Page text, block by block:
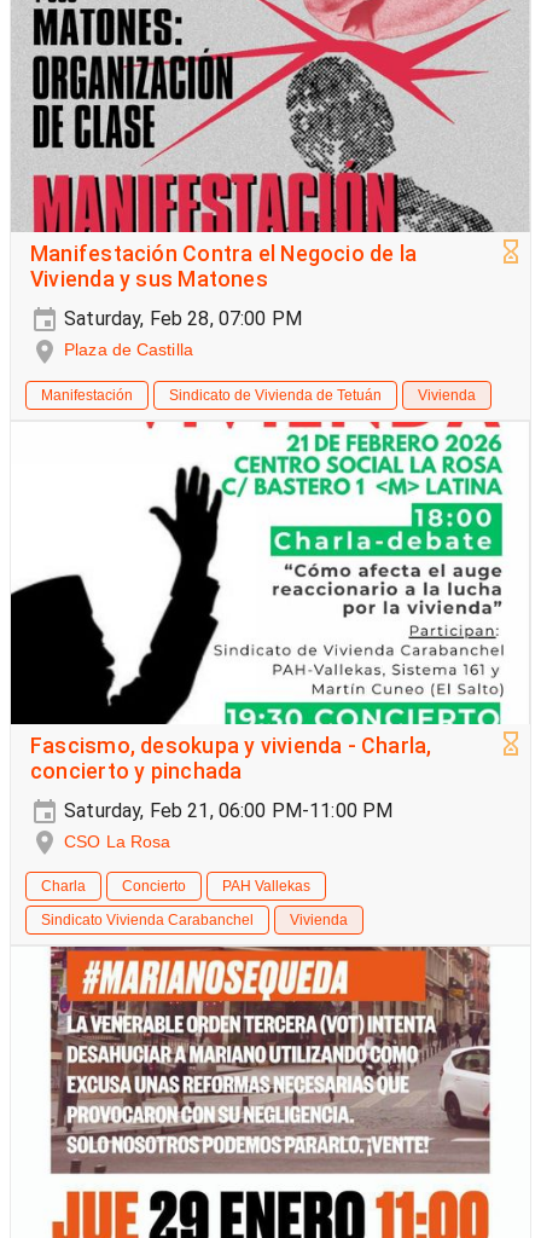
Manifestación Contra el Negocio de la
Vivienda y sus Matones
Saturday, Feb 28, 07:00 PM
Plaza de Castilla
Manifestación Sindicato de Vivienda de Tetuán Vivienda
Fascismo, desokupa y vivienda - Charla,
concierto y pinchada
Saturday, Feb 21, 06:00 PM-11:00 PM
CSO La Rosa
Charla Concierto
PAH Vallekas
Sindicato Vivienda Carabanchel
Vivienda